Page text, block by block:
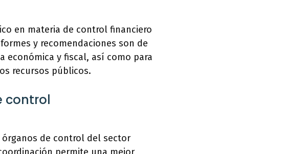
en materia de control financiero
y recomendaciones son de
económica y fiscal, así como para
recursos públicos.
control
órganos de control del sector